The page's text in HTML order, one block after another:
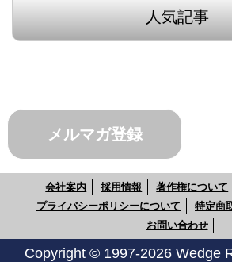
人気記事
メルマガ登録
会社案内 採用情報 著作権について
プライバシーポリシーについて
特定商
お問い合わせ
Copyright © 1997-2026 Wedge